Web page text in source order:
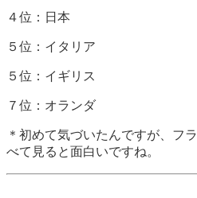
４位：日本
５位：イタリア
５位：イギリス
７位：オランダ
＊初めて気づいたんですが、フ
べて見ると面白いですね。